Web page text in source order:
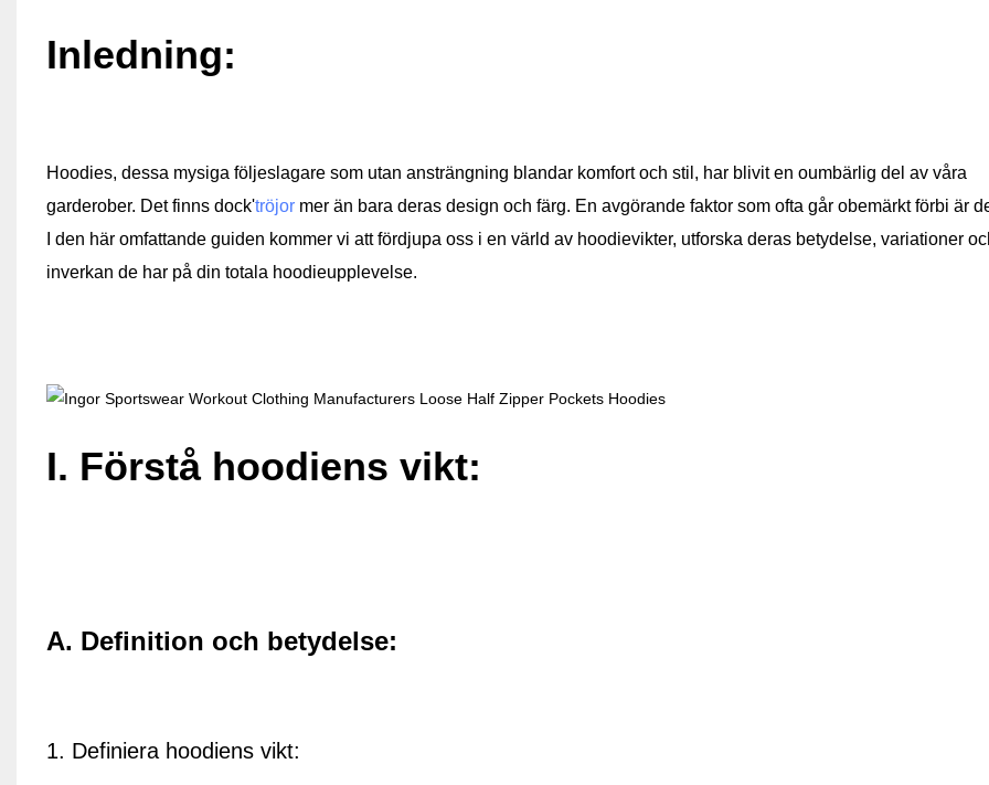
Inledning:
Hoodies, dessa mysiga följeslagare som utan ansträngning blandar komfort och stil, har blivit en oumbärlig del av våra
garderober. Det finns dock'tröjormer än bara deras design och färg. En avgörande faktor som ofta går obemärkt förbi är
I den här omfattande guiden kommer vi att fördjupa oss i en värld av hoodievikter, utforska deras betydelse, variationer
inverkan de har på din totala hoodieupplevelse.
I. Förstå hoodiens vikt:
A. Definition och betydelse:
1. Definiera hoodiens vikt: